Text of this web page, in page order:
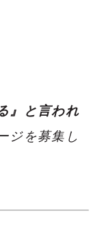
』と言われ
ジを募集し